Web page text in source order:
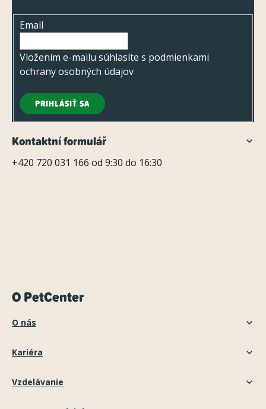
Email
Vložením e-mailu súhlasíte s podmienkami
ochrany osobných údajov
PRIHLÁSIŤ SA
Kontaktní formulář
+420 720 031 166 od 9:30 do 16:30
O PetCenter
O nás
Kariéra
Vzdelávanie